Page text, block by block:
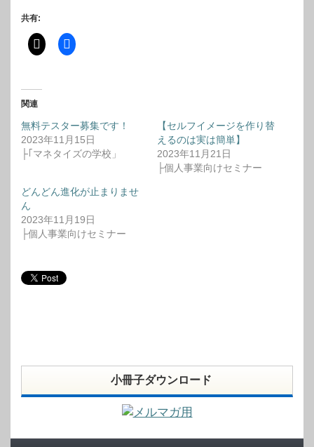
共有:
関連
無料テスター募集です！
2023年11月15日
├｢マネタイズの学校」
【セルフイメージを作り替
えるのは実は簡単】
2023年11月21日
├個人事業向けセミナー
どんどん進化が止まりませ
ん
2023年11月19日
├個人事業向けセミナー
小冊子ダウンロード